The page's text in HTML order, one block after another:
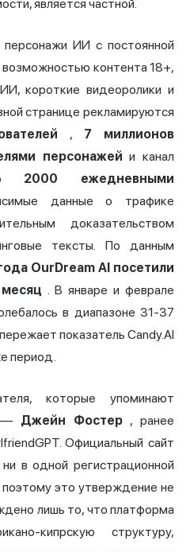
является частной.
ИИ с постоянной
контента 18+,
короткие видеоролики и
странице рекламируются
, 7 миллионов
персонажей и канал
2000 ежедневными
данные о трафике
доказательством
тексты. По данным
OurDream AI посетили
. В январе и феврале
в диапазоне 31-37
показатель Candy.AI
период.
которые упоминают
— Джейн Фостер, ранее
Официальный сайт
в одной регистрационной
поэтому это утверждение не
лишь то, что платформа
кипрскую структуру,